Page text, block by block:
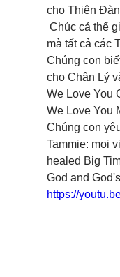
cho Thiên
mà tất cả các
Chúng con
cho Chân Lý
We Love You
We Love You
Chúng con
Tammie: mọi
healed Big
God and
https://